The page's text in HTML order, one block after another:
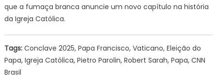
que a fumaça branca anuncie um novo capítulo na história
da Igreja Católica.
Tags:Conclave 2025, Papa Francisco, Vaticano, Eleição do
Papa, Igreja Católica, Pietro Parolin, Robert Sarah, Papa, CNN
Brasil